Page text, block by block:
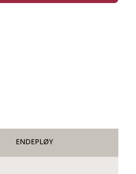
ENDEPLØY